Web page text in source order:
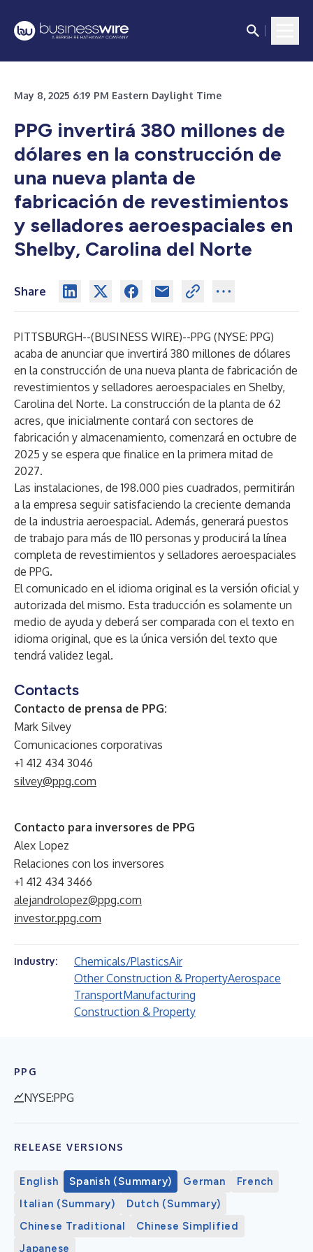
May 8, 2025 6:19 PM Eastern Daylight Time
PPG invertirá 380 millones de
dólares en la construcción de
una nueva planta de
fabricación de revestimientos
y selladores aeroespaciales en
Shelby, Carolina del Norte
Share
PITTSBURGH--(BUSINESS WIRE)--PPG (NYSE: PPG)
acaba de anunciar que invertirá 380 millones de dólares
en la construcción de una nueva planta de fabricación de
revestimientos y selladores aeroespaciales en Shelby,
Carolina del Norte. La construcción de la planta de 62
acres, que inicialmente contará con sectores de
fabricación y almacenamiento, comenzará en octubre de
2025 y se espera que finalice en la primera mitad de
2027.
Las instalaciones, de 198.000 pies cuadrados, permitirán
a la empresa seguir satisfaciendo la creciente demanda
de la industria aeroespacial. Además, generará puestos
de trabajo para más de 110 personas y producirá la línea
completa de revestimientos y selladores aeroespaciales
de PPG.
El comunicado en el idioma original es la versión oficial y
autorizada del mismo. Esta traducción es solamente un
medio de ayuda y deberá ser comparada con el texto en
idioma original, que es la única versión del texto que
tendrá validez legal.
Contacts
Contacto de prensa de PPG:
Mark Silvey
Comunicaciones corporativas
+1 412 434 3046
silvey@ppg.com
Contacto para inversores de PPG
Alex Lopez
Relaciones con los inversores
+1 412 434 3466
alejandrolopez@ppg.com
investor.ppg.com
Industry: Chemicals/PlasticsAir
Other Construction & PropertyAerospace
TransportManufacturing
Construction & Property
PPG
NYSE:PPG
RELEASE VERSIONS
English Spanish (Summary) German
French
Italian (Summary)
Dutch (Summary)
Chinese Traditional
Chinese Simplified
Japanese